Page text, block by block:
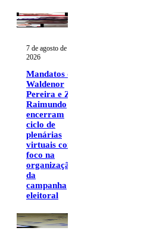
7 de agosto de
2026
Mandatos de
Waldenor
Pereira e Zé
Raimundo
encerram
ciclo de
plenárias
virtuais com
foco na
organização
da
campanha
eleitoral